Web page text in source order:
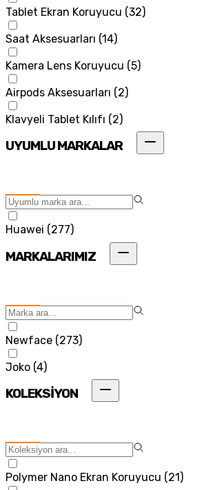
Tablet Ekran Koruyucu (32)
Saat Aksesuarları (14)
Kamera Lens Koruyucu (5)
Airpods Aksesuarları (2)
Klavyeli Tablet Kılıfı (2)
UYUMLU MARKALAR
Huawei (277)
MARKALARIMIZ
Newface (273)
Joko (4)
KOLEKSİYON
Polymer Nano Ekran Koruyucu (21)